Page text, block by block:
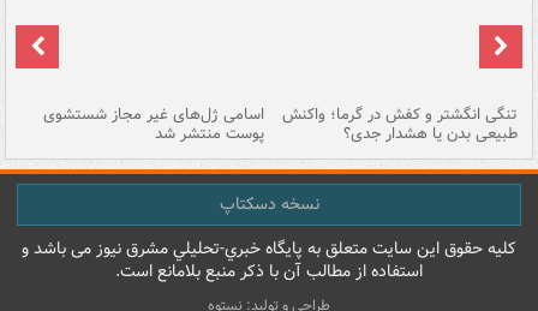
تنگی انگشتر و کفش در گرما؛ واکنش
طبیعی بدن یا هشدار جدی؟
اسامی ژل‌های غیر مجاز شستشوی
پوست منتشر شد
نسخه دسکتاپ
کليه حقوق اين سايت متعلق به پایگاه خبري-تحليلي مشرق نيوز می باشد و
استفاده از مطالب آن با ذکر منبع بلامانع است.
طراحی و تولید: نستوه